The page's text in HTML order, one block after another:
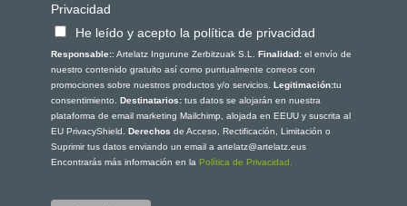
Privacidad
He leído y acepto la política de privacidad
Responsable:: Artelatz Ingurune Zerbitzuak S.L. Finalidad:el envío de
nuestro contenido gratuito así como puntualmente correos con
promociones sobre nuestros productos y/o servicios. Legitimación:tu
consentimiento. Destinatarios: tus datos se alojarán en nuestra
plataforma de email marketing Mailchimp, alojada en EEUU y suscrita al
EU PrivacyShield. Derechos de Acceso, Rectificación, Limitación o
Suprimir tus datos enviando un email a artelatz@artelatz.eus
Encontrarás más información en la Política de Privacidad.